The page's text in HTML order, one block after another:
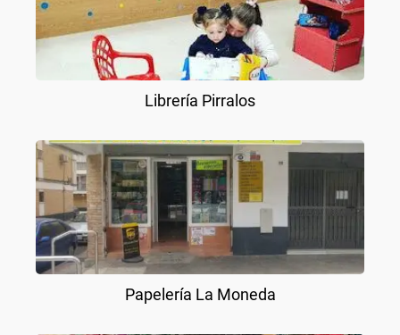
Librería Pirralos
Papelería La Moneda